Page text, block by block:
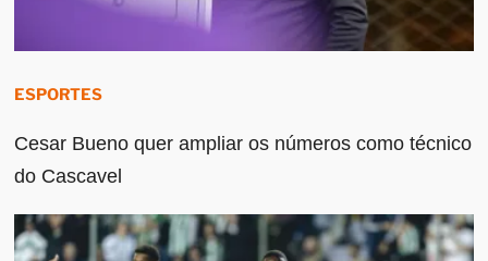
ESPORTES
Cesar Bueno quer ampliar os números como técnico
do Cascavel